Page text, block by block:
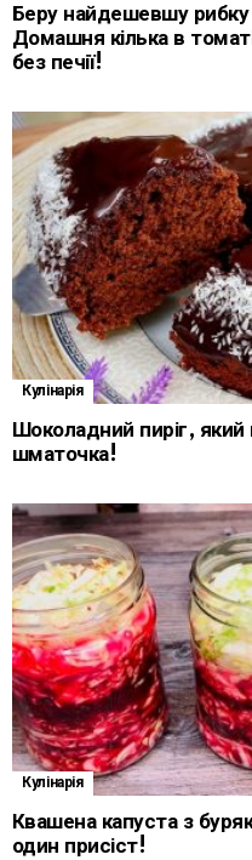
Беру найдешевшу
Домашня кілька в
без печії!
Кулінарія
Шоколадний пиріг,
шматочка!
Кулінарія
Квашена капуста з
один присіст!